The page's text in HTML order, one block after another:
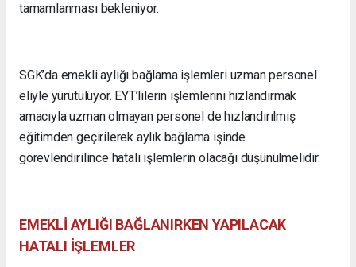
tamamlanması bekleniyor.
SGK’da emekli aylığı bağlama işlemleri uzman personel
eliyle yürütülüyor. EYT’lilerin işlemlerini hızlandırmak
amacıyla uzman olmayan personel de hızlandırılmış
eğitimden geçirilerek aylık bağlama işinde
görevlendirilince hatalı işlemlerin olacağı düşünülmelidir.
EMEKLİ AYLIĞI BAĞLANIRKEN YAPILACAK
HATALI İŞLEMLER